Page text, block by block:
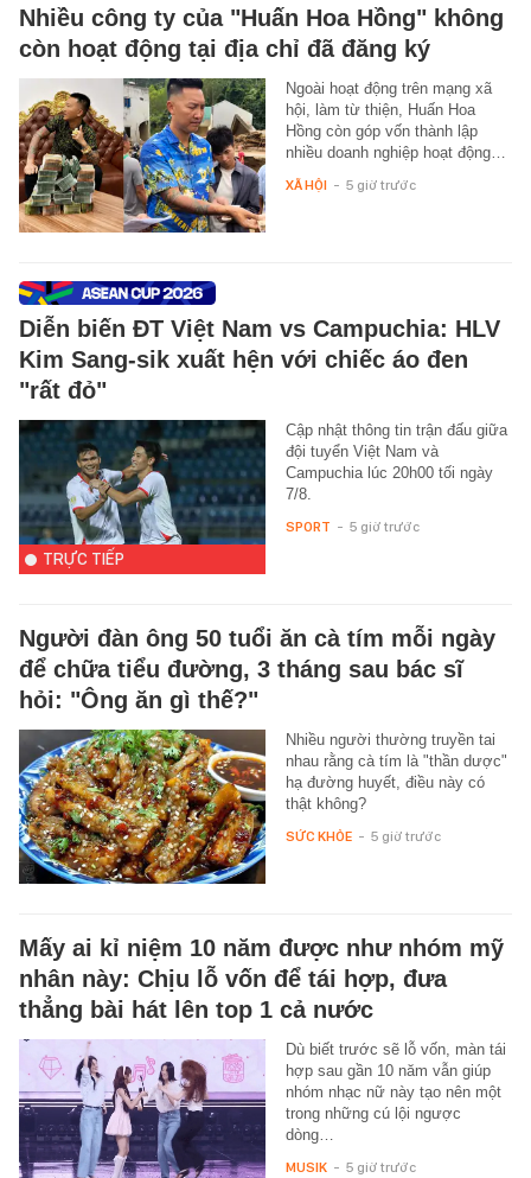
Nhiều công ty của "Huấn Hoa Hồng" không
còn hoạt động tại địa chỉ đã đăng ký
Ngoài hoạt động trên mạng xã
hội, làm từ thiện, Huấn Hoa
Hồng còn góp vốn thành lập
nhiều doanh nghiệp hoạt động…
XÃ HỘI - 5 giờ trước
Diễn biến ĐT Việt Nam vs Campuchia: HLV
Kim Sang-sik xuất hện với chiếc áo đen
"rất đỏ"
TRỰC TIẾP
Cập nhật thông tin trận đấu giữa
đội tuyển Việt Nam và
Campuchia lúc 20h00 tối ngày
7/8.
SPORT - 5 giờ trước
Người đàn ông 50 tuổi ăn cà tím mỗi ngày
để chữa tiểu đường, 3 tháng sau bác sĩ
hỏi: "Ông ăn gì thế?"
Nhiều người thường truyền tai
nhau rằng cà tím là "thần dược"
hạ đường huyết, điều này có
thật không?
SỨC KHỎE - 5 giờ trước
Mấy ai kỉ niệm 10 năm được như nhóm mỹ
nhân này: Chịu lỗ vốn để tái hợp, đưa
thẳng bài hát lên top 1 cả nước
Dù biết trước sẽ lỗ vốn, màn tái
hợp sau gần 10 năm vẫn giúp
nhóm nhạc nữ này tạo nên một
trong những cú lội ngược
dòng…
MUSIK - 5 giờ trước